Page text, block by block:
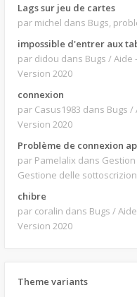
Lags sur jeu de cartes
par michel dans Bugs,
impossible d'entrer
par didou dans Bugs / Aide
Version 2020
connexion
par Casus1983 dans Bugs /
Version 2020
Problème de connexion
par Pamelalix dans
Gestione delle
chibre
par coralin dans Bugs /
Version 2020
Theme variants